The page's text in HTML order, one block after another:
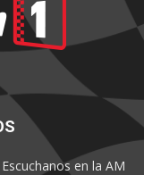
en la AM